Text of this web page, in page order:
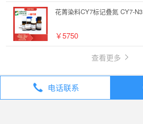
花菁染料CY7标记叠氮 CY7-N3
￥5750
查看更多
全部分类 试剂
电话联系